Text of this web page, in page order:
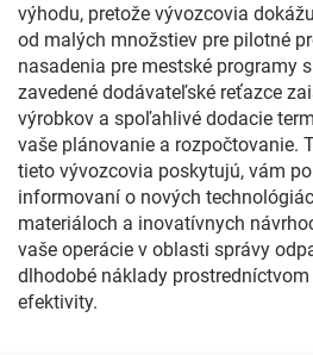
výhodu, pretože vývozcovia
od malých množstiev pre pilotné
nasadenia pre mestské programy
zavedené dodávateľské reťazce
výrobkov a spoľahlivé dodacie
vaše plánovanie a rozpočtovanie.
tieto vývozcovia poskytujú, vám
informovaní o nových
materiáloch a inovatívnych
vaše operácie v oblasti správy
dlhodobé náklady
efektivity.